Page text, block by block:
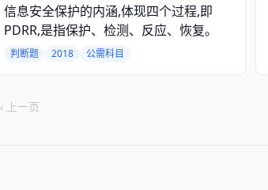
打电话询问电器城才得知电器城并没有举
办中奖活动。根据上面的描述,由此可以
推断的是()?
信息安全保护的内涵,体现四个过程,即
PDRR,是指保护、检测、反应、恢复。
判断题 2018 公需科目
‹ 上一页